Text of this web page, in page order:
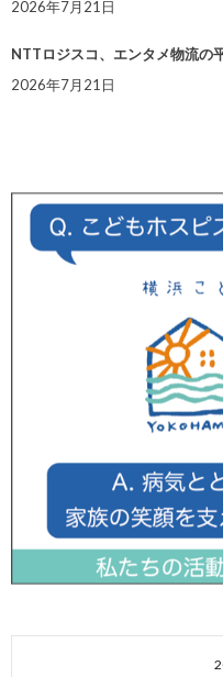
2026年7月21日
NTTロジスコ、エンタメ物流
2026年7月21日